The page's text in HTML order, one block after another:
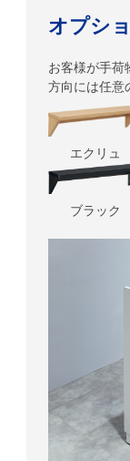
オプシ
お客様が手荷
方向には任意
エクリュ
ブラック